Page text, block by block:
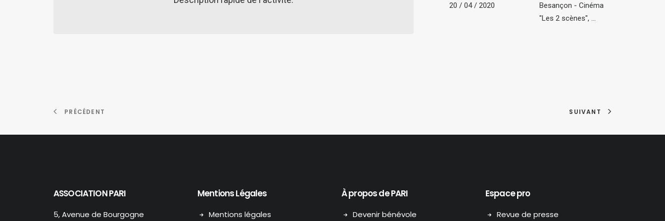
20 / 04 / 2020
Besançon - Cinéma
"Les 2 scènes", ...
PRÉCÉDENT SUIVANT
ASSOCIATION PARI
5, Avenue de Bourgogne
Mentions Légales
Mentions légales
À propos de PARI
Devenir bénévole
Espace pro
Revue de presse